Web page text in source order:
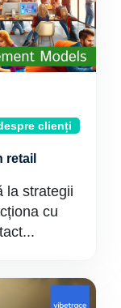
clienți
retail
la strategii
cu